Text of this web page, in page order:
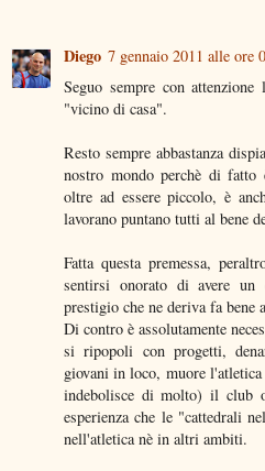
Diego 7 gennaio 2011 alle ore
Seguo sempre con
"vicino di casa".
Resto sempre abbastanza
nostro mondo perchè di
oltre ad essere piccolo, è
lavorano puntano tutti al bene
Fatta questa premessa,
sentirsi onorato di avere
prestigio che ne deriva fa bene
Di contro è assolutamente
si ripopoli con progetti,
giovani in loco, muore
indebolisce di molto) il club
esperienza che le "cattedrali
nell'atletica nè in altri ambiti.